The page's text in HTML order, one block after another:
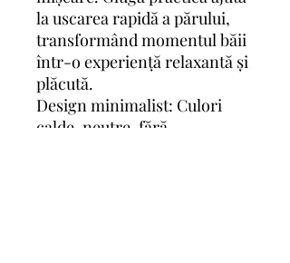
la uscarea rapidă a părului,
transformând momentul băii
într-o experiență relaxantă și
plăcută.
Design minimalist: Culori
calde, neutre, fără